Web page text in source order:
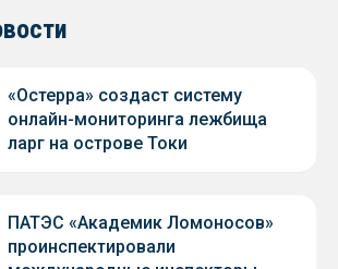
«Остерра» создаст систему
онлайн-мониторинга лежбища
ларг на острове Токи
ПАТЭС «Академик Ломоносов»
проинспектировали